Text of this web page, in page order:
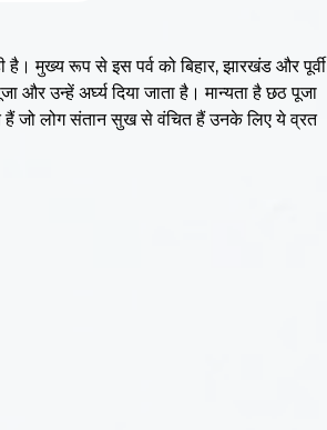
है। मुख्य रूप से इस पर्व को बिहार, झारखंड और पूर्वी
और उन्हें अर्घ्य दिया जाता है। मान्यता है छठ पूजा
हैं जो लोग संतान सुख से वंचित हैं उनके लिए ये व्रत